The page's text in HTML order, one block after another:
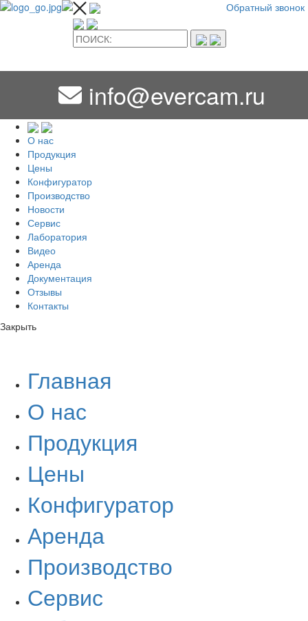
Обратный звонок
info@evercam.ru
О нас
Продукция
Цены
Конфигуратор
Производство
Новости
Сервис
Лаборатория
Видео
Аренда
Документация
Отзывы
Контакты
Закрыть
Главная
О нас
Продукция
Цены
Конфигуратор
Аренда
Производство
Сервис